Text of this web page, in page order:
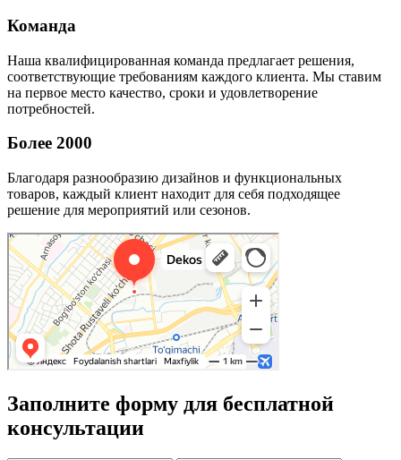
Команда
Наша квалифицированная команда предлагает решения,
соответствующие требованиям каждого клиента. Мы ставим
на первое место качество, сроки и удовлетворение
потребностей.
Более 2000
Благодаря разнообразию дизайнов и функциональных
товаров, каждый клиент находит для себя подходящее
решение для мероприятий или сезонов.
Заполните форму для бесплатной
консультации